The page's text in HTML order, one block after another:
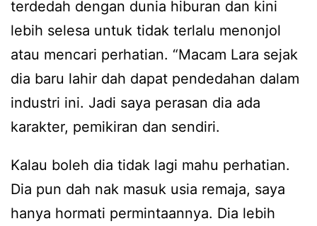
terdedah dengan dunia hiburan dan kini
lebih selesa untuk tidak terlalu menonjol
atau mencari perhatian. “Macam Lara sejak
dia baru lahir dah dapat pendedahan dalam
industri ini. Jadi saya perasan dia ada
karakter, pemikiran dan sendiri.
Kalau boleh dia tidak lagi mahu perhatian.
Dia pun dah nak masuk usia remaja, saya
hanya hormati permintaannya. Dia lebih